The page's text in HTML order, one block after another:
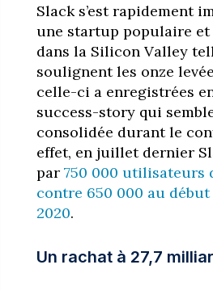
Slack s’est rapidement
une startup populaire et
dans la Silicon Valley
soulignent les onze
celle-ci a enregistrées
success-story qui
consolidée durant le
effet, en juillet dernier
par 750 000 utilisateurs
contre 650 000 au début
2020.
Un rachat à 27,7